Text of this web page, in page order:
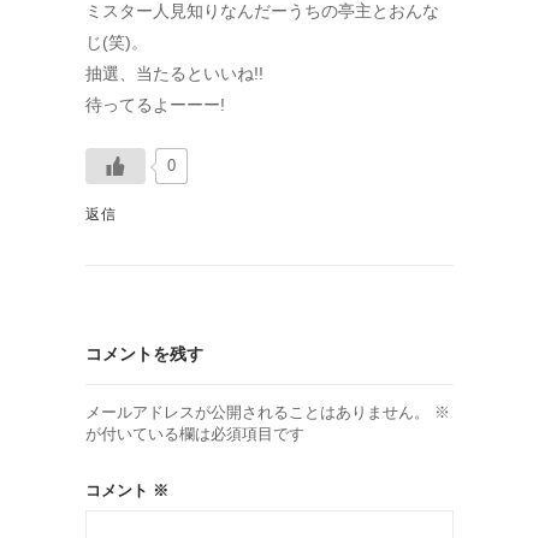
ミスター人見知りなんだーうちの亭主とおんな
じ(笑)。
抽選、当たるといいね!!
待ってるよーーー!
0
返信
コメントを残す
メールアドレスが公開されることはありません。
※
が付いている欄は必須項目です
コメント ※